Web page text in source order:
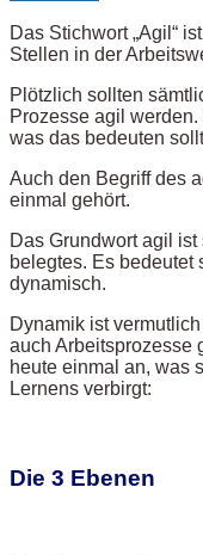
Das Stichwort „Agil“
Stellen in der
Plötzlich sollten
Prozesse agil
was das bedeuten
Auch den Begriff des
einmal gehört.
Das Grundwort agil
belegtes. Es bedeutet
dynamisch.
Dynamik ist
auch Arbeitsprozesse
heute einmal an, was
Lernens verbirgt:
Die 3 Ebenen